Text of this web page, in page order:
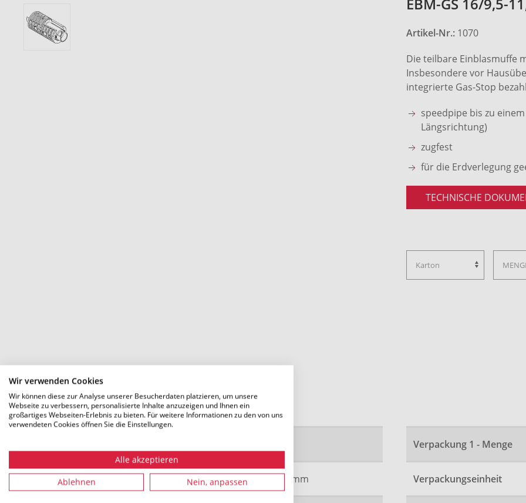
Wir verwenden Cookies
Wir können diese zur Analyse unserer Besucherdaten platzieren, um unsere
Webseite zu verbessern, personalisierte Inhalte anzuzeigen und Ihnen ein
großartiges Webseiten-Erlebnis zu bieten. Für weitere Informationen zu den von uns
verwendeten Cookies öffnen Sie die Einstellungen.
Alle akzeptieren
Ablehnen Nein, anpassen
EBM-GS 16/9,5-
Artikel-Nr.: 1070
Die teilbare Einblasmuffe
Insbesondere vor
integrierte Gas-Stop
speedpipe bis zu
Längsrichtung)
zugfest
für die Erdverlegung
TECHNISCHE
Technische Details
Kabeldurchmesser min. 9.5 mm
Verpackung 1 - Menge
Verpackungseinheit